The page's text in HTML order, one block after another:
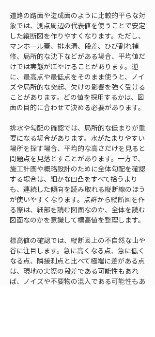
道路の路面や造成面のように比較的平らな対
象では、測点周辺の代表値を使うことで安定
した縦断図を作りやすくなります。ただし、
マンホール蓋、排水溝、段差、ひび割れ補
修、局所的な沈下などがある場合、平均値だ
けでは実態がぼやけることがあります。逆
に、最高点や最低点をそのまま使うと、ノイ
ズや局所的な突起、欠けの影響を強く受ける
ことがあります。どの値を採用するかは、図
面の目的に合わせて決める必要があります。
排水や勾配の確認では、局所的な低まりが重
要になる場合があります。水がたまりやすい
場所を探す場合、平均的な高さだけを見ると
問題点を見落とすことがあります。一方で、
施工計画や概略設計のために全体勾配を確認
する場合は、細かな凹凸をすべて拾うより
も、連続した傾向を読み取れる縦断線のほう
が使いやすくなります。点群から縦断図を作
る際は、細部を読む図面なのか、全体を読む
図面なのかを意識して標高値を整理します。
標高値の確認では、縦断図上の不自然な山や
谷に注目します。急に高くなる点、急に低く
なる点、隣接測点と比べて極端に差がある点
は、現地の実際の段差である可能性もあれ
ば、ノイズや不要物の混入である可能性もあ